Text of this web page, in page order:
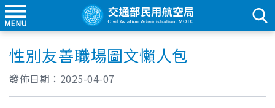
性別友善職場圖文懶人包
發佈日期： 2025-04-07